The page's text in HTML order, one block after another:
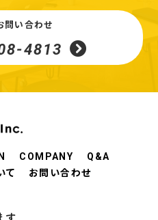
問い合わせ
4813
COMPANY
Q&A
て お問い合わせ